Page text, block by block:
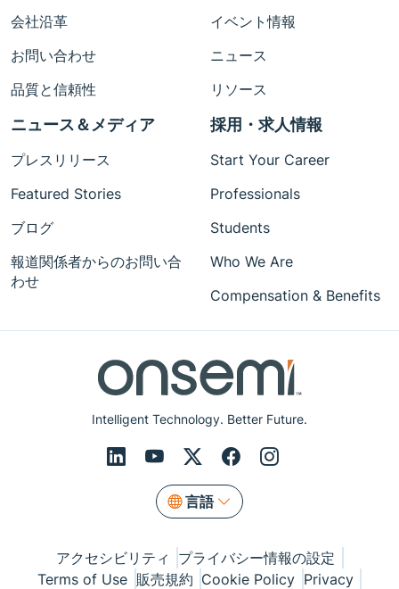
Intelligent Technology. Better Future.
言語
会社沿革
お問い合わせ
品質と信頼性
イベント情報
ニュース
リソース
ニュース＆メディア
プレスリリース
Featured Stories
ブログ
報道関係者からのお問い合
わせ
採用・求人情報
Start Your Career
Professionals
Students
Who We Are
Compensation & Benefits
アクセシビリティ
プライバシー情報の設定
Terms of Use 販売規約 Cookie Policy Privacy